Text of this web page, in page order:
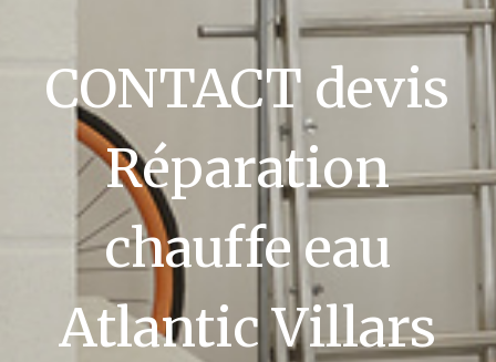
CONTACT devis
Réparation
chauffe eau
Atlantic Villars